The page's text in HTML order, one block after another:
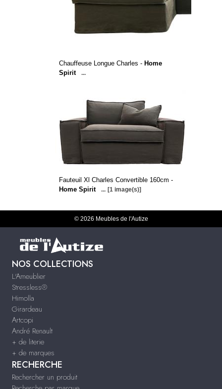
Chauffeuse Longue Charles - Home
Spirit
...
Fauteuil Xl Charles Convertible 160cm -
Home Spirit
... [1 image(s)]
© 2026 Meubles de l'Autize
NOS COLLECTIONS
L'Ameublier
Stressless®
Himolla
Girardeau
Artcopi
André Renault
+ de literie
+ de marques
RECHERCHE
Rechercher un produit